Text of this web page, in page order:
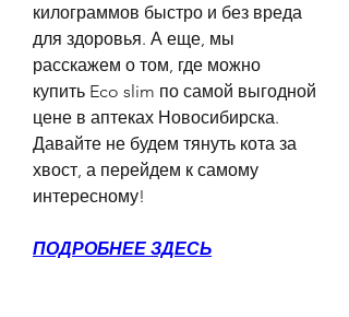
килограммов быстро и без вреда
для здоровья. А еще, мы
расскажем о том, где можно
купить Eco slim по самой выгодной
цене в аптеках Новосибирска.
Давайте не будем тянуть кота за
хвост, а перейдем к самому
интересному!
ПОДРОБНЕЕ ЗДЕСЬ